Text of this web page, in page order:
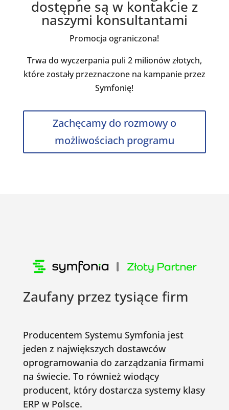
dostępne są w kontakcie z
naszymi konsultantami
Promocja ograniczona!
Trwa do wyczerpania puli 2 milionów złotych,
które zostały przeznaczone na kampanie przez
Symfonię!
Zachęcamy do rozmowy o
możliwościach programu
Zaufany przez tysiące firm
Producentem Systemu Symfonia jest
jeden z największych dostawców
oprogramowania do zarządzania firmami
na świecie. To również wiodący
producent, który dostarcza systemy klasy
ERP w Polsce.